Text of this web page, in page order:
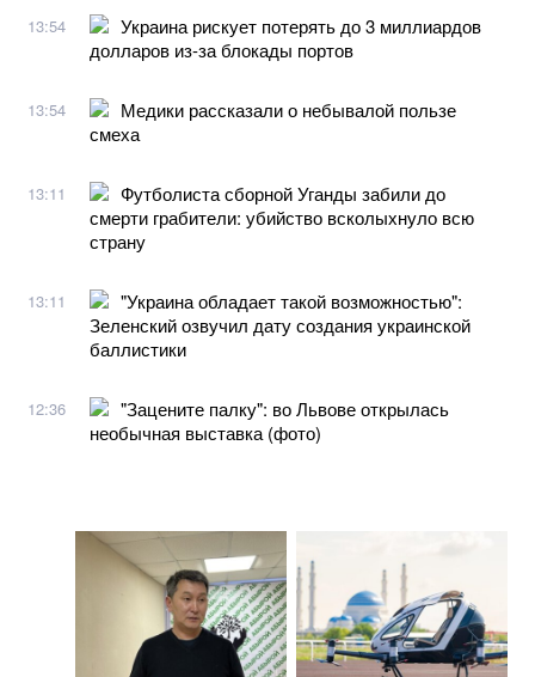
13:54
Украина рискует потерять до 3 миллиардов
долларов из-за блокады портов
13:54
Медики рассказали о небывалой пользе
смеха
13:11
Футболиста сборной Уганды забили до
смерти грабители: убийство всколыхнуло всю
страну
13:11
"Украина обладает такой возможностью":
Зеленский озвучил дату создания украинской
баллистики
12:36
"Зацените палку": во Львове открылась
необычная выставка (фото)